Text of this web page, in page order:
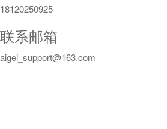
18120250925
联系邮箱
aigei_support@163.com